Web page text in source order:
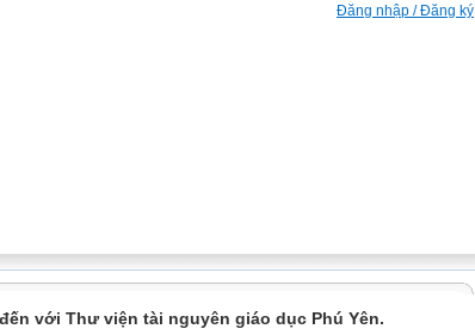
Đăng nhập / Đăng ký
với Thư viện tài nguyên giáo dục Phú Yên.